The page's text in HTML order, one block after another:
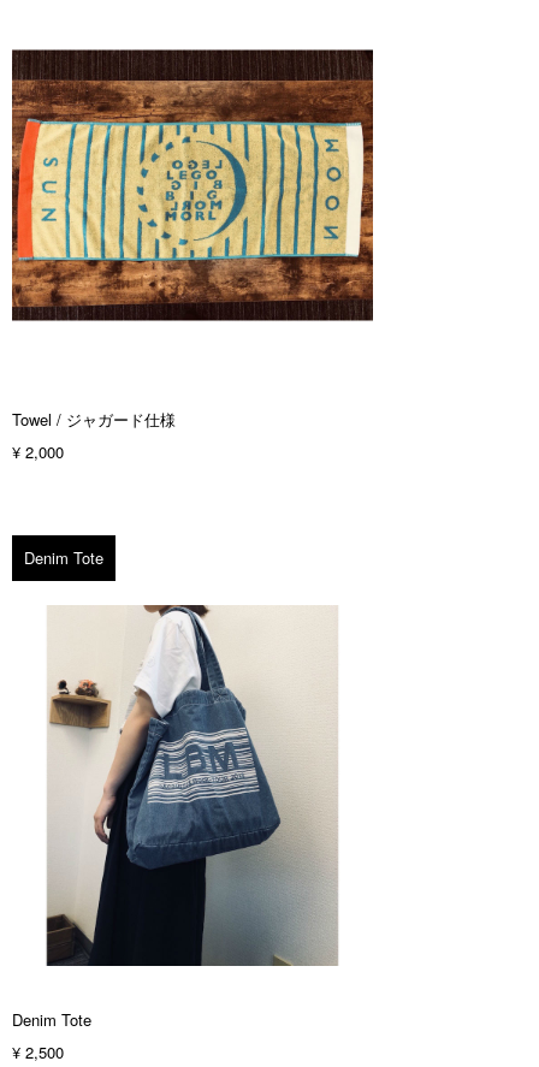
Towel / ジャガード仕様
¥ 2,000
Denim Tote
Denim Tote
¥ 2,500